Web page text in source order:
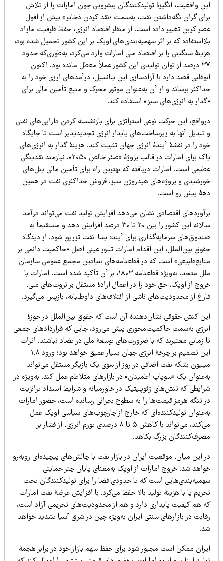
واقعیت، انگیزۀ تولیدکنندگان پیشرویی چون امارات را از تلاش
گران نگه‌داشتن نفت، به‌سمت «نقد کردن ذخایر» پیش از افول
کربن تغییر داده است. از منظر اقتصاد انرژی، حفظ ظرفیت مازاد
که بر اثر سهمیه‌بندی‌های اوپک بر این کشور تحمیل شده بود،
سنگینی را بر اقتصاد ملی امارات وارد می‌کرد، به‌طوری‌که حدود
۳۷ درصد از توان تولیدی این کشور عملاً معطل مانده بود. اکنون
قصد دارد با آزادسازی این پتانسیل، درآمدهای ارزی خود را به
برساند و از آن به‌عنوان موتور محرک و منبع تأمین مالی برای
به انرژی‌های سبز» استفاده کند.
این حرکت نوعی استراتژی برای بازنشسته کردن دارایی‌های نفتی
تبدیل آنها به زیرساخت‌های پایدار انرژی تجدیدپذیر است تا جایگاه
را در نقشۀ آیندۀ انرژی جهان تثبیت کند. هزینۀ گذار به انرژی‌های
پاک برای امارات در قالب پروژۀ «صفر خالص ۲۰۵۰»، نیازمند نقدینگی
است. امارات دریافته که بهترین راه برای تأمین مالی پنل‌های
و پروژه‌های هیدروژن سبز، فروش حداکثری نفت در همین
پیش‌ رو است.
اقتصادی نشان می‌دهد افزایش تولید نفت می‌تواند درآمد
سالانه این کشور را بین ۲۰ تا ۳۰ درصد افزایش دهد و مستقیماً به
سرمایه‌گذاری برای آینده پسا-نفت تزریق شود. از دیدگاه
بین‌الملل، این اقدام امارات تبلور عینی اصل «حاکمیت دائمی بر
است که در قطعنامه‌های بنیادین مجمع عمومی سازمان
ملل متحد، به‌ویژه قطعنامه ۱۸۰۳، بر آن تأکید شده است. امارات با
از اوپک، حق خود را در اعمال ارادۀ مستقل بر ثروت‌های ملی،
از محدودیت‌های ناشی از ائتلاف‌های داوطلبانه، بازپس می‌گیرد.
کنش حقوقی نشان‌دهندۀ آن است که حقوق بین‌الملل در حوزۀ
به‌سمت حاکمیت‌محوری پیش می‌رود، جایی که قراردادهای جمعی
زمانی معتبرند که با ضرورت‌های توسعۀ ملی در تضاد نباشند. اثرات
این تصمیم بر چرخۀ انرژی جهان بسیار عمیق خواهد بود؛ ورود ۱.۸
بشکه نفت اضافی در روز از سوی یک بازیگر مستقل می‌تواند
یک «سوپاپ اطمینان» در بازارهای متلاطم عمل کند. به‌ویژه در
که تنش‌های ژئوپلیتیک در خاورمیانه و شرایط انسداد ترانزیت
تنگه هرمز قیمت‌ها را به سطوح بحرانی رسانده است، حضور امارات
تولیدکننده‌ای که خارج از چارچوب‌های سیاسی اوپک عمل
می‌کند، می‌تواند با کاهش ۵ تا ۸ درصدی تورم انرژی، از فشار بر
بزرگ بکاهد.‌
این میان، موقعیت ایران در بازار نفت با چالش‌های پیچیده‌ای روبه‌رو
شد. خروج امارات از اوپک به‌معنای پایان چتر حمایتی
است که تا حدودی فضا را برای تولیدکنندگان تحت
یا با هزینۀ تولید بالا حفظ می‌کرد. با افزایش عرضۀ نفت امارات
هم کیفیت پایداری دارد و هم از محدودیت‌های تحریمی آزاد است،
در بازارهای سنتی ایران به‌ویژه چین در شرق آسیا تشدید خواهد
ممکن است مجبور شود برای حفظ سهم بازار خود در برابر هجمۀ